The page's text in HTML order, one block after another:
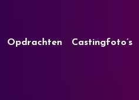
Opdrachten Castingfoto’s